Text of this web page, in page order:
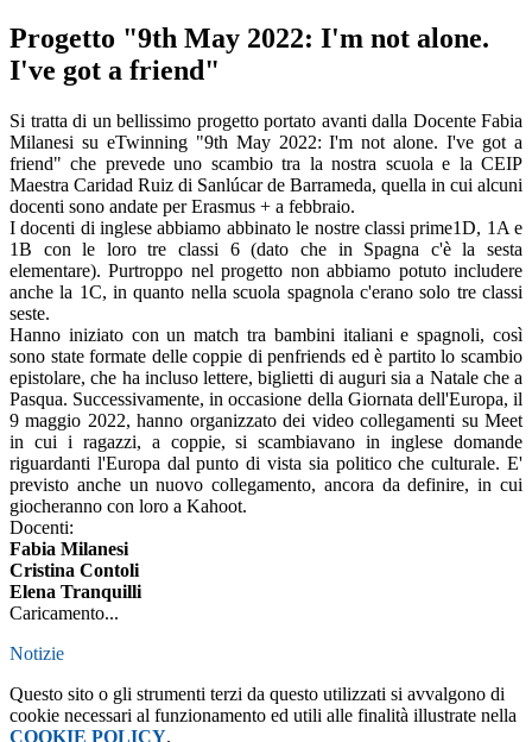
Progetto "9th May 2022: I'm not alone.
I've got a friend"
Si tratta di un bellissimo progetto portato avanti dalla Docente Fabia
Milanesi su eTwinning "9th May 2022: I'm not alone. I've got a
friend" che prevede uno scambio tra la nostra scuola e la CEIP
Maestra Caridad Ruiz di Sanlúcar de Barrameda, quella in cui alcuni
docenti sono andate per Erasmus + a febbraio.
I docenti di inglese abbiamo abbinato le nostre classi prime1D, 1A e
1B con le loro tre classi 6 (dato che in Spagna c'è la sesta
elementare). Purtroppo nel progetto non abbiamo potuto includere
anche la 1C, in quanto nella scuola spagnola c'erano solo tre classi
seste.
Hanno iniziato con un match tra bambini italiani e spagnoli, così
sono state formate delle coppie di penfriends ed è partito lo scambio
epistolare, che ha incluso lettere, biglietti di auguri sia a Natale che a
Pasqua. Successivamente, in occasione della Giornata dell'Europa, il
9 maggio 2022, hanno organizzato dei video collegamenti su Meet
in cui i ragazzi, a coppie, si scambiavano in inglese domande
riguardanti l'Europa dal punto di vista sia politico che culturale. E'
previsto anche un nuovo collegamento, ancora da definire, in cui
giocheranno con loro a Kahoot.
Docenti:
Fabia Milanesi
Cristina Contoli
Elena Tranquilli
Caricamento...
Notizie
Questo sito o gli strumenti terzi da questo utilizzati si avvalgono di
cookie necessari al funzionamento ed utili alle finalità illustrate nella
COOKIE POLICY.